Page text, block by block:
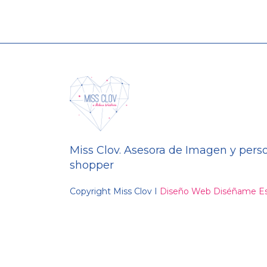
Miss Clov. Asesora de Imagen y
shopper
Copyright Miss Clov I Diseño Web Diséñame